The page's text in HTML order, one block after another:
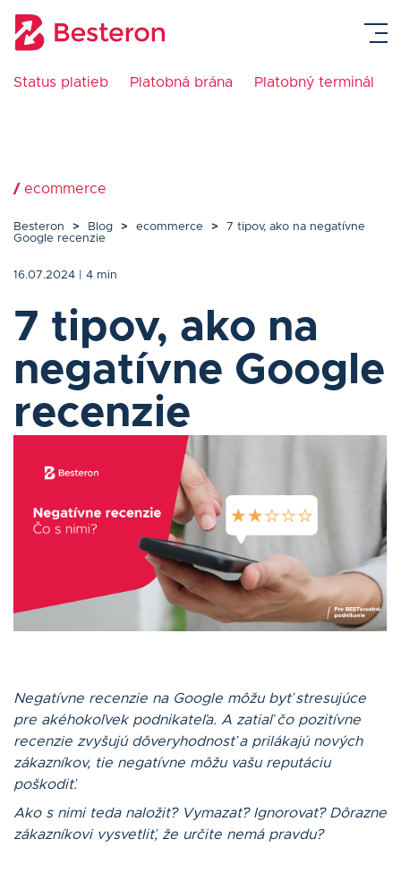
Status platieb Platobná brána Platobný terminál
AUDIT ZADARMO
Status platieb
Kontakt
O nás
Blog
Cenník
eKasa pokladne
Platobná brána
/ ecommerce
Besteron > Blog > ecommerce >
7 tipov, ako na negatívne
Google recenzie
16.07.2024 | 4 min
7 tipov, ako na
negatívne Google
recenzie
Negatívne recenzie na Google môžu byť stresujúce
pre akéhokoľvek podnikateľa. A zatiaľ čo pozitívne
recenzie zvyšujú dôveryhodnosť a prilákajú nových
zákazníkov, tie negatívne môžu vašu reputáciu
poškodiť.
Ako s nimi teda naložiť? Vymazať? Ignorovať? Dôrazne
zákazníkovi vysvetliť, že určite nemá pravdu?